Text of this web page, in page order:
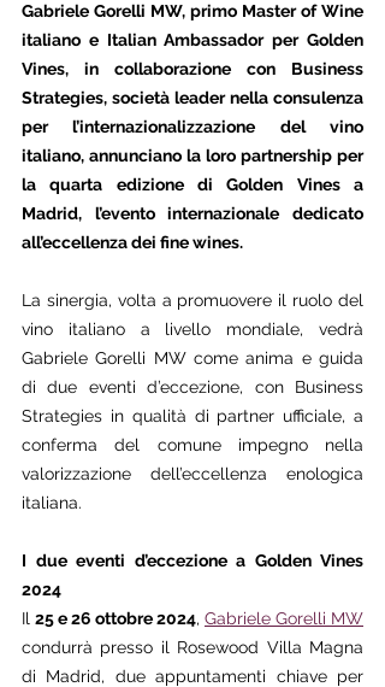
Gabriele Gorelli MW, primo Master of Wine
italiano e Italian Ambassador per Golden
Vines, in collaborazione con Business
Strategies, società leader nella consulenza
per l’internazionalizzazione del vino
italiano, annunciano la loro partnership per
la quarta edizione di Golden Vines a
Madrid, l’evento internazionale dedicato
all’eccellenza dei fine wines.
La sinergia, volta a promuovere il ruolo del
vino italiano a livello mondiale, vedrà
Gabriele Gorelli MW come anima e guida
di due eventi d’eccezione, con Business
Strategies in qualità di partner ufficiale, a
conferma del comune impegno nella
valorizzazione dell’eccellenza enologica
italiana.
I due eventi d’eccezione a Golden Vines
2024
Il 25 e 26 ottobre 2024, Gabriele Gorelli MW
condurrà presso il Rosewood Villa Magna
di Madrid, due appuntamenti chiave per